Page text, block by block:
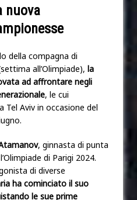
nuova
della compagna di
all’Olimpiade), la
ad affrontare negli
, le cui
Aviv in occasione del
, ginnasta di punta
di Parigi 2024.
di diverse
ha cominciato il suo
le sue prime